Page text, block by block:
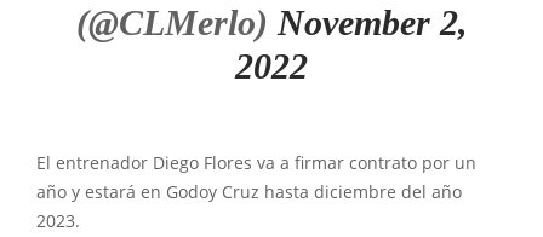
(@CLMerlo) November 2,
2022
El entrenador Diego Flores va a firmar contrato por un
año y estará en Godoy Cruz hasta diciembre del año
2023.